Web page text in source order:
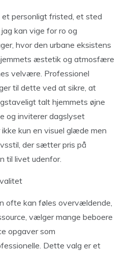
et personligt fristed, et sted
kan vige for ro og
hvor den urbane eksistens
æstetik og atmosfære
velvære. Professionel
til dette ved at sikre, at
talt hjemmets øjne
og inviterer dagslyset
kun en visuel glæde men
der sætter pris på
til livet udenfor.
ofte kan føles overvældende,
vælger mange beboere
opgaver som
Dette valg er et